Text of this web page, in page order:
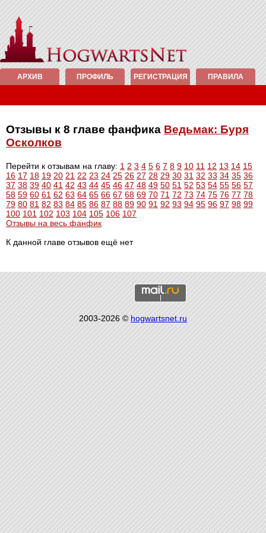
АРХИВ ПРОФИЛЬ РЕГИСТРАЦИЯ ПРАВИЛА
Отзывы к 8 главе фанфика Ведьмак: Буря
Осколков
Перейти к отзывам на главу: 1 2 3 4 5 6 7 8 9 10 11 12 13 14 15
16 17 18 19 20 21 22 23 24 25 26 27 28 29 30 31 32 33 34 35 36
37 38 39 40 41 42 43 44 45 46 47 48 49 50 51 52 53 54 55 56 57
58 59 60 61 62 63 64 65 66 67 68 69 70 71 72 73 74 75 76 77 78
79 80 81 82 83 84 85 86 87 88 89 90 91 92 93 94 95 96 97 98 99
100 101 102 103 104 105 106 107
Отзывы на весь фанфик
К данной главе отзывов ещё нет
2003-2026 ©hogwartsnet.ru